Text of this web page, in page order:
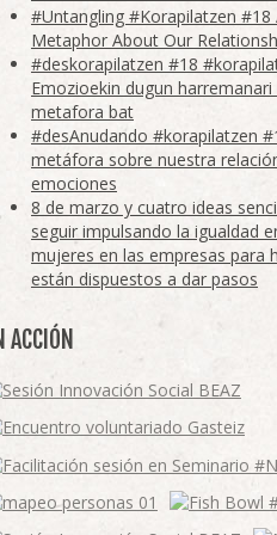
#Untangling #Korapilatzen #18
Metaphor About Our
#deskorapilatzen #18
Emozioekin dugun harremanari
metafora bat
#desAnudando #korapilatzen
metáfora sobre nuestra
emociones
8 de marzo y cuatro ideas
seguir impulsando la igualdad
mujeres en las empresas para
están dispuestos a dar pasos
ACCIÓN